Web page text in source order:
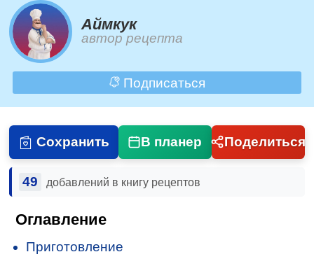
Аймкук
автор рецепта
Подписаться
Сохранить В планер Поделиться
49 добавлений в книгу рецептов
Оглавление
Приготовление